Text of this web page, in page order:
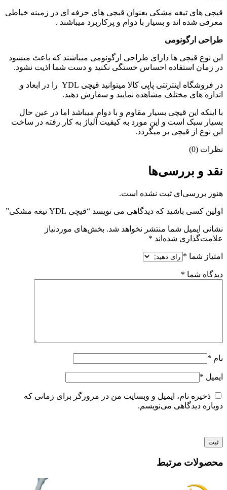
قیچی های تیغه مشکی بعنوان قیچی های حرفه ای در زمینه خیاطی
معرفی شده اند و بسیار با دوام و پرکاربرد میباشند .
طراحی ارگونومی
این نوع قیچی ها دارای طراحی ارگونومی میباشند که باعث میشود
در زمان استفاده احساس خستگی نکنید و دست شما اذیت نشود.
در فروشگاه اینترنتی پاپی کالا میتوانید قیچی YDL را در ابعاد و
اندازه های مختلف مشاهده نمایید و سفارش دهید.
با اینکه این قیچی بسیار مقاوم و با دوام میباشد اما در عین حال
بسیار سبک است و این مورد به کیفیت آلیاژ به کار رفته در ساخت
این نوع از قیچی بر میگردد.
نظرات (0)
نقد و بررسی‌ها
هنوز بررسی‌ای ثبت نشده است.
اولین کسی باشید که دیدگاهی می نویسد “قیچی YDL تیغه مشکی”
نشانی ایمیل شما منتشر نخواهد شد. بخش‌های موردنیاز
علامت‌گذاری شده‌اند *
امتیاز شما *
دیدگاه شما *
نام *
ایمیل *
ذخیره نام، ایمیل و وبسایت من در مرورگر برای زمانی که
دوباره دیدگاهی می‌نویسم.
محصولات مرتبط